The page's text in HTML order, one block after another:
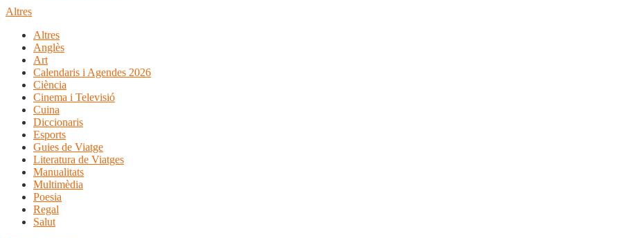
Altres
Altres
Anglès
Art
Calendaris i Agendes 2026
Ciència
Cinema i Televisió
Cuina
Diccionaris
Esports
Guies de Viatge
Literatura de Viatges
Manualitats
Multimèdia
Poesia
Regal
Salut